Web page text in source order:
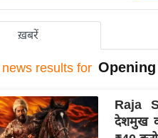
ख़बरें
news results for
Raja
देशमुख